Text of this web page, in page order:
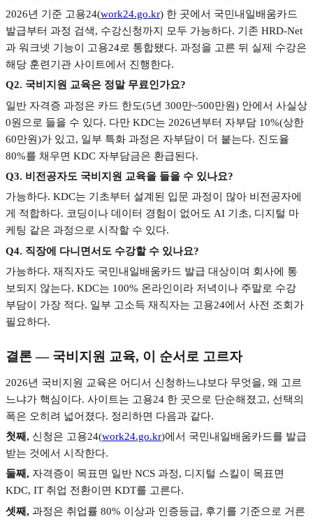
2026년 기준 고용24(work24.go.kr) 한 곳에서 국민내일배움카드
발급부터 과정 검색, 수강신청까지 모두 가능하다. 기존 HRD-Net
과 워크넷 기능이 고용24로 통합됐다. 과정을 고른 뒤 실제 수강은
해당 훈련기관 사이트에서 진행한다.
Q2. 국비지원 교육은 정말 무료인가요?
일반 자격증 과정은 카드 한도(5년 300만~500만원) 안에서 사실상
0원으로 들을 수 있다. 다만 KDC는 2026년부터 자부담 10%(상한
60만원)가 있고, 일부 특화 과정은 자부담이 더 붙는다. 진도율
80%를 채우면 KDC 자부담금은 환급된다.
Q3. 비전공자도 국비지원 교육을 들을 수 있나요?
가능하다. KDC는 기초부터 설계된 입문 과정이 많아 비전공자에
게 적합하다. 코딩이나 데이터 경험이 없어도 AI 기초, 디지털 마
케팅 같은 과정으로 시작할 수 있다.
Q4. 직장에 다니면서도 수강할 수 있나요?
가능하다. 재직자도 국민내일배움카드 발급 대상이며 회사에 통
보되지 않는다. KDC는 100% 온라인이라 저녁이나 주말로 수강
부담이 가장 적다. 일부 고소득 재직자는 고용24에서 사전 조회가
필요하다.
결론— 국비지원 교육, 이 순서로 고르자
2026년 국비지원 교육은 어디서 신청하느냐보다 무엇을, 왜 고르
느냐가 핵심이다. 사이트는 고용24 한 곳으로 단순해졌고, 선택의
폭은 오히려 넓어졌다. 정리하면 다음과 같다.
첫째, 신청은 고용24(work24.go.kr)에서 국민내일배움카드를 발급
받는 것에서 시작한다.
둘째, 자격증이 목표면 일반 NCS 과정, 디지털 스킬이 목표면
KDC, IT 취업 전환이면 KDT를 고른다.
셋째, 과정은 취업률 80% 이상과 인증등급, 후기를 기준으로 거른